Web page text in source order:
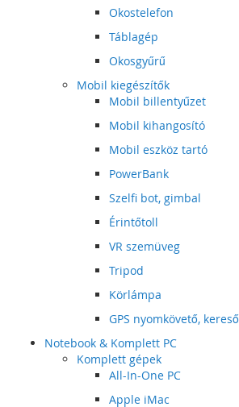
Okostelefon
Táblagép
Okosgyűrű
Mobil kiegészítők
Mobil billentyűzet
Mobil kihangosító
Mobil eszköz tartó
PowerBank
Szelfi bot, gimbal
Érintőtoll
VR szemüveg
Tripod
Körlámpa
GPS nyomkövető, kereső
Notebook & Komplett PC
Komplett gépek
All-In-One PC
Apple iMac